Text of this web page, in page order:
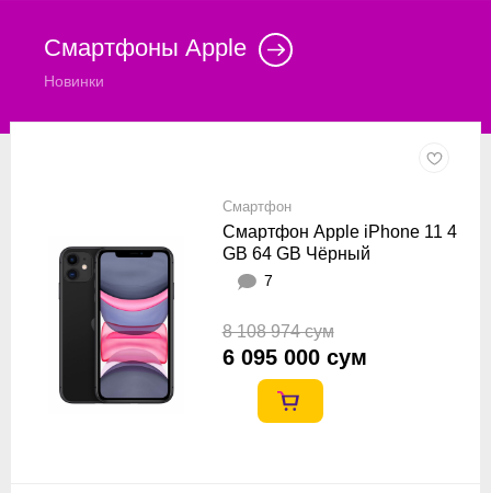
Смартфоны Apple
Новинки
Смартфон
Смартфон Apple iPhone 11 4
GB 64 GB Чёрный
7
8 108 974 сум
6 095 000 сум